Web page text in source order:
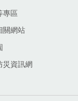
專區
關網站
災資訊網